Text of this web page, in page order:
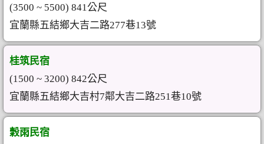
(3500 ~ 5500) 841公尺
宜蘭縣五結鄉大吉二路277巷13號
桂筑民宿
(1500 ~ 3200) 842公尺
宜蘭縣五結鄉大吉村7鄰大吉二路251巷10號
穀雨民宿